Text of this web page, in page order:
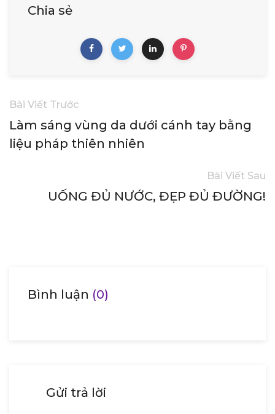
Chia sẻ
Bài Viết Trước
Làm sáng vùng da dưới cánh tay bằng
liệu pháp thiên nhiên
Bài Viết Sau
UỐNG ĐỦ NƯỚC, ĐẸP ĐỦ ĐƯỜNG!
Bình luận (0)
Gửi trả lời